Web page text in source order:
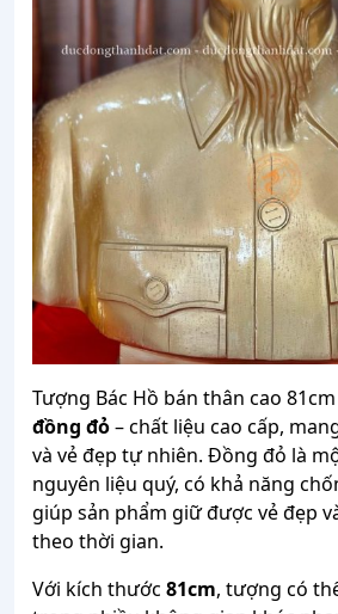
Tượng Bác Hồ bán thân cao
đồng đỏ– chất liệu cao cấp,
và vẻ đẹp tự nhiên. Đồng đỏ là
nguyên liệu quý, có khả năng
giúp sản phẩm giữ được vẻ đẹp
theo thời gian.
Với kích thước 81cm, tượng có